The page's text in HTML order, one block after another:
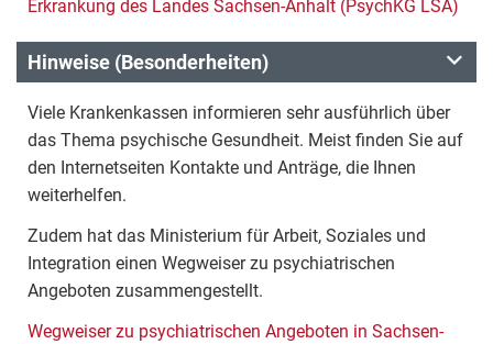
Erkrankung des Landes Sachsen-Anhalt (PsychKG LSA)
Hinweise (Besonderheiten)
Viele Krankenkassen informieren sehr ausführlich über
das Thema psychische Gesundheit. Meist finden Sie auf
den Internetseiten Kontakte und Anträge, die Ihnen
weiterhelfen.
Zudem hat das Ministerium für Arbeit, Soziales und
Integration einen Wegweiser zu psychiatrischen
Angeboten zusammengestellt.
Wegweiser zu psychiatrischen Angeboten in Sachsen-